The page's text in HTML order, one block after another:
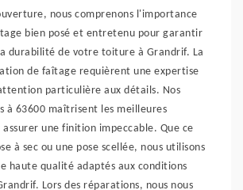
nous comprenons l'importance
bien posé et entretenu pour garantir
durabilité de votre toiture à Grandrif. La
de faîtage requièrent une expertise
particulière aux détails. Nos
à 63600 maîtrisent les meilleures
une finition impeccable. Que ce
à sec ou une pose scellée, nous utilisons
haute qualité adaptés aux conditions
Lors des réparations, nous nous